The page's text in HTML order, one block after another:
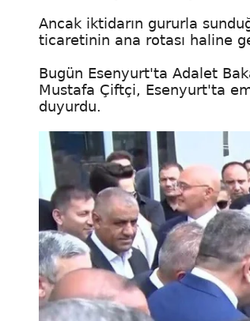
Ancak iktidarın gururla
ticaretinin ana rotası haline
Bugün Esenyurt'ta Adalet
Mustafa Çiftçi, Esenyurt'ta
duyurdu.